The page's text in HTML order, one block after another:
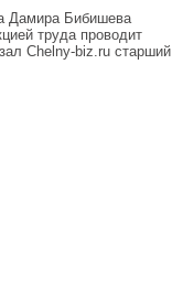
Дамира Бибишева
труда проводит
Chelny-biz.ru старший